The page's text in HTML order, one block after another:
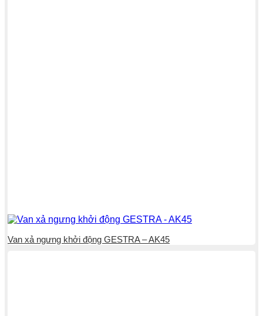
Van xả ngưng khởi động GESTRA – AK45